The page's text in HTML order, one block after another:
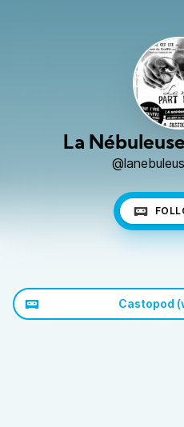
La
Castopod